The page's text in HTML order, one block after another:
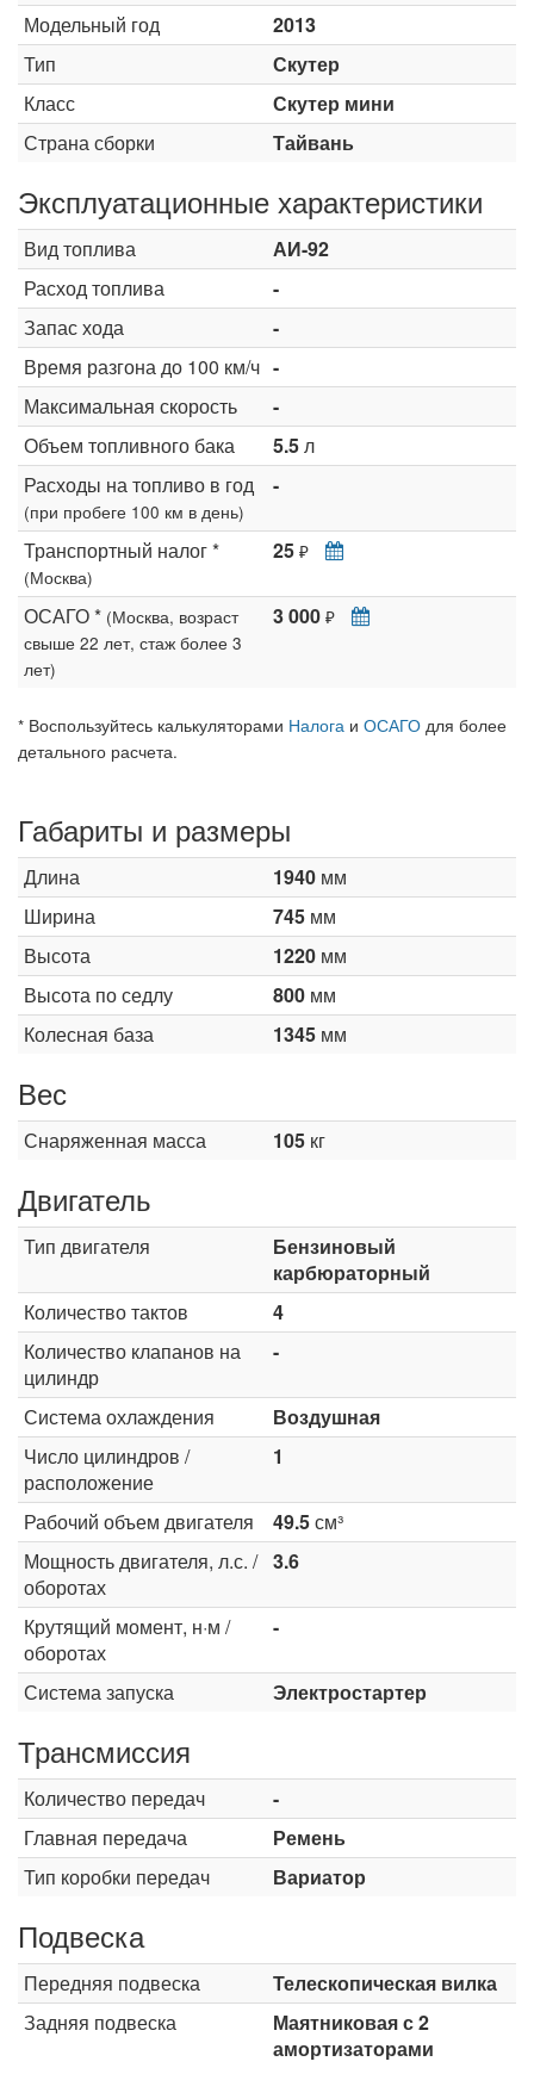
Модельный год
2013
Тип
Скутер
Класс
Скутер мини
Страна сборки
Тайвань
Эксплуатационные характеристики
Вид топлива
АИ-92
Расход топлива
-
Запас хода
-
Время разгона до 100 км/ч -
Максимальная скорость
-
Объем топливного бака
5.5л
Расходы на топливо в год
(при пробеге 100 км в день)
-
Транспортный налог *
(Москва)
25 ₽
ОСАГО * (Москва, возраст
свыше 22 лет, стаж более 3
лет)
3 000 ₽
* Воспользуйтесь калькуляторами Налога и ОСАГО для более
детального расчета.
Габариты и размеры
Длина 1940 мм
Ширина
745 мм
Высота
1220 мм
Высота по седлу
800 мм
Колесная база
1345 мм
Вес
Снаряженная масса 105 кг
Двигатель
Тип двигателя
Бензиновый
карбюраторный
Количество тактов
4
Количество клапанов на
цилиндр
-
Система охлаждения
Воздушная
Число цилиндров /
расположение
1
Рабочий объем двигателя 49.5см³
Мощность двигателя, л.с. /
оборотах
3.6
Крутящий момент, н·м /
оборотах
-
Система запуска Электростартер
Трансмиссия
Количество передач
-
Главная передача
Ремень
Тип коробки передач
Вариатор
Подвеска
Передняя подвеска
Телескопическая вилка
Задняя подвеска
Маятниковая с 2
амортизаторами